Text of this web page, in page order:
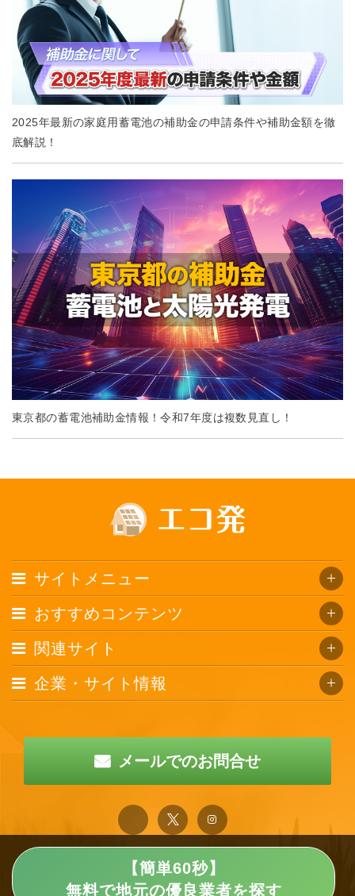
2025年最新の家庭用蓄電池の補助金の申請条件や補助金額を徹
底解説！
東京都の蓄電池補助金情報！令和7年度は複数見直し！
【簡単60秒】
無料で地元の優良業者を探す
サイトメニュー
おすすめコンテンツ
関連サイト
企業・サイト情報
メールでのお問合せ